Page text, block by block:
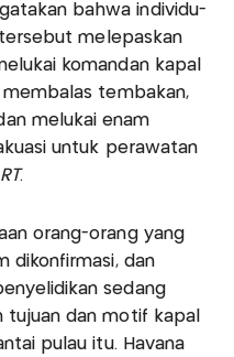
bahwa individu-
melepaskan
komandan kapal
tembakan,
melukai enam
untuk perawatan
RT.
orang-orang yang
dikonfirmasi, dan
sedang
tujuan dan motif kapal
pulau itu. Havana